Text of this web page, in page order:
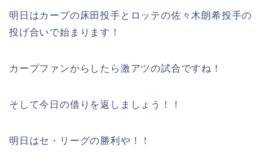
明日はカープの床田投手とロッテの佐々木朗希投手の
投げ合いで始まります！
カープファンからしたら激アツの試合ですね！
そして今日の借りを返しましょう！！
明日はセ・リーグの勝利や！！